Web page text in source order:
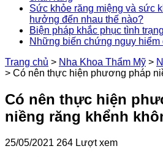
Sức khỏe răng miệng và sức
hưởng đến nhau thế nào?
Biện pháp khắc phục tình
Những biến chứng nguy hiểm
Trang chủ > Nha Khoa Thẩm Mỹ >
> Có nên thực hiện phương pháp
Có nên thực hiện
niềng răng khểnh
25/05/2021 264 Lượt xem